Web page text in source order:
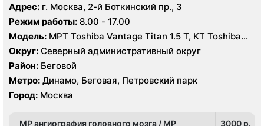
Адрес: г. Москва, 2-й Боткинский пр., 3
Режим работы: 8.00 - 17.00
Модель: МРТ Toshiba Vantage Titan 1.5 T, КТ Toshiba
Aquilion Prime 160 срезов, УЗИ GE Vivid T8
Округ: Северный административный округ
Район: Беговой
Метро: Динамо, Беговая, Петровский парк
Город: Москва
МР ангиография головного мозга / МР
3000 p.